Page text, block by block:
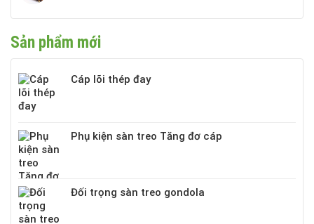
Sản phẩm mới
Cáp lõi thép đay
Phụ kiện sàn treo Tăng đơ cáp
Đối trọng sàn treo gondola